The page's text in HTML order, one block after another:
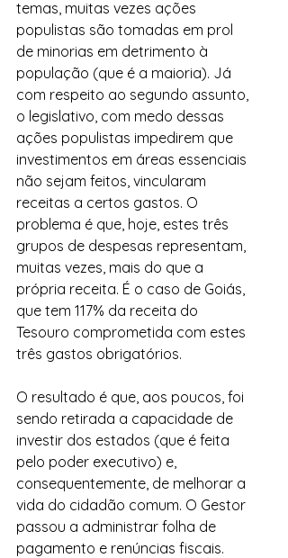
temas, muitas vezes ações
populistas são tomadas em prol
de minorias em detrimento à
população (que é a maioria). Já
com respeito ao segundo assunto,
o legislativo, com medo dessas
ações populistas impedirem que
investimentos em áreas essenciais
não sejam feitos, vincularam
receitas a certos gastos. O
problema é que, hoje, estes três
grupos de despesas representam,
muitas vezes, mais do que a
própria receita. É o caso de Goiás,
que tem 117% da receita do
Tesouro comprometida com estes
três gastos obrigatórios.
O resultado é que, aos poucos, foi
sendo retirada a capacidade de
investir dos estados (que é feita
pelo poder executivo) e,
consequentemente, de melhorar a
vida do cidadão comum. O Gestor
passou a administrar folha de
pagamento e renúncias fiscais.